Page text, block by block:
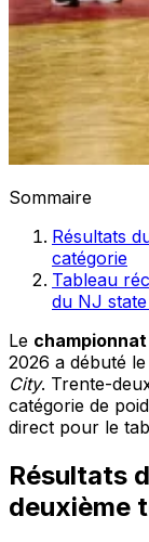
Sommaire
Résultats
catégorie
Tableau
du NJ
Le
2026 a débuté
City. Trente-
catégorie de
direct pour le
Résultats
deuxième